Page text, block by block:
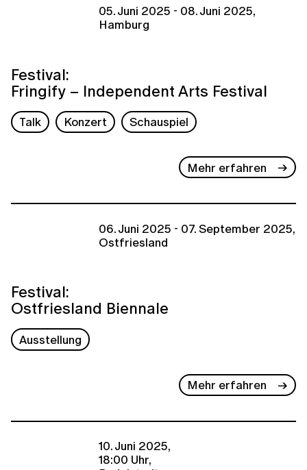
05. Juni 2025 - 08. Juni 2025,
Hamburg
Festival:
Fringify – Independent Arts Festival
Talk Konzert Schauspiel
Mehr erfahren
06. Juni 2025 - 07. September 2025,
Ostfriesland
Festival:
Ostfriesland Biennale
Ausstellung
Mehr erfahren
10. Juni 2025,
18:00 Uhr,